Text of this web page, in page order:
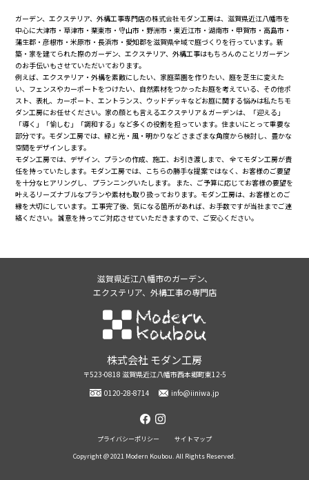
ガーデン、エクステリア、外構工事専門店の株式会社モダン工房は、滋賀県近江八幡市を
中心に大津市・草津市・栗東市・守山市・野洲市・東近江市・湖南市・甲賀市・高島市・
蒲生郡・彦根市・米原市・長浜市・愛知郡を滋賀県全域で庭づくりを行っています。新
築・家を建てられた際のガーデン、エクステリア、外構工事はもちろんのことリガーデン
のお手伝いもさせていただいております。
例えば、エクステリア・外構を素敵にしたい、家庭菜園を作りたい、庭を芝生に変えた
い、フェンスやカーポートをつけたい、自然素材をつかったお庭を考えている、その他ポ
スト、表札、カーポート、エントランス、ウッドデッキなどお庭に関する悩みは私たちモ
ダン工房にお任せください。家の顔とも言えるエクステリア＆ガーデンは、「迎える」
「導く」「愉しむ」「調和する」など多くの役割を担っています。住まいにとって重要な
部分です。モダン工房では、緑と光・風・明かりなど さまざまな角度から検討し、豊かな
空間をデザインします。
モダン工房では、デザイン、プランの作成、施工、お引き渡しまで、 全てモダン工房が責
任を持っていたします。モダン工房では、こちらの勝手な提案ではなく、お客様のご要望
を十分なヒアリングし、 プランニングいたします。 また、ご予算に応じてお客様の要望を
叶えるリーズナブルなプランや素材も取り扱っております。モダン工房は、お客様とのご
縁を大切にしています。 工事完了後、気になる箇所があれば、お手数ですが当社までご連
絡ください。 誠意を持ってご対応させていただきますので、ご安心ください。
滋賀県近江八幡市のガーデン、
エクステリア、外構工事の専門店
株式会社 モダン工房
〒523-0818 滋賀県近江八幡市西本郷町東12-5
0120-28-8714
info@iiniwa.jp
facebook
プライバシーポリシー
サイトマップ
Copyright @ 2021 Modern Koubou. All Rights Reserved.